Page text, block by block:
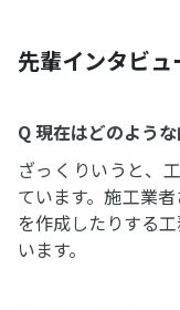
先輩インタビュ
Q 現在はどのよう
ざっくりいうと、
ています。施工業
を作成したりする
います。